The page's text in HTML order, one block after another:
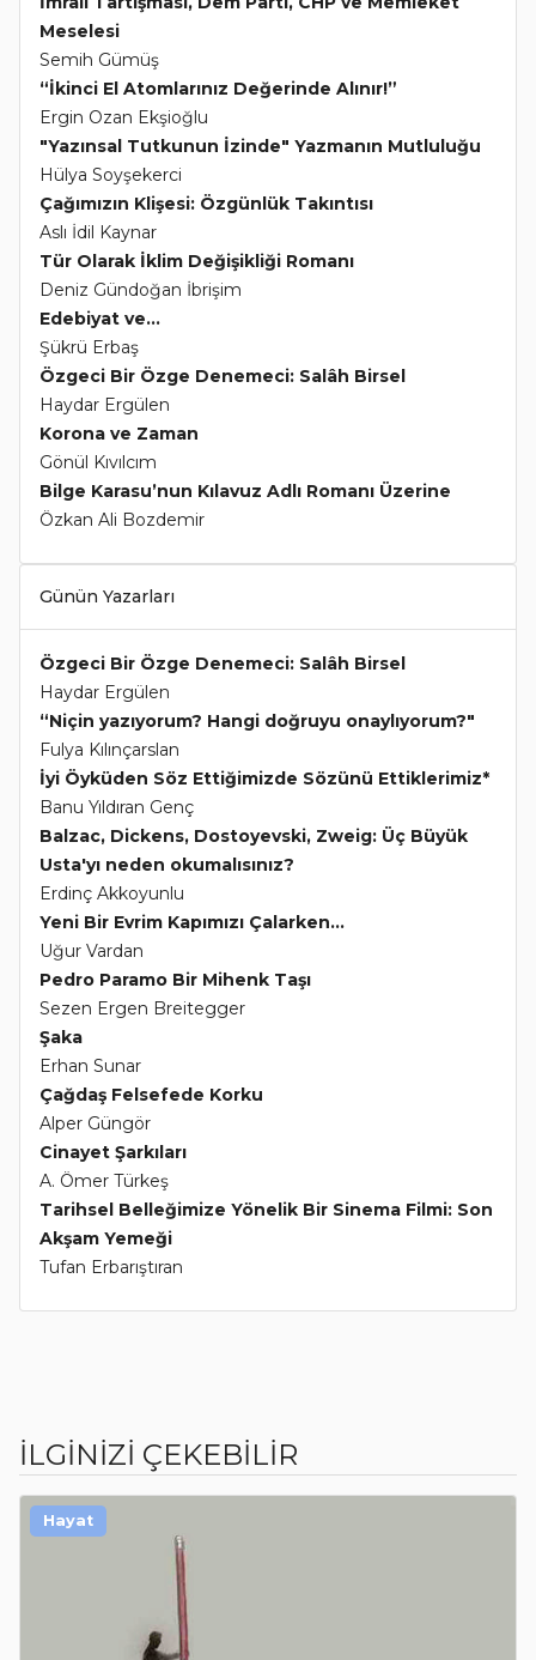
Meselesi
Semih Gümüş
“İkinci El Atomlarınız Değerinde Alınır!”
Ergin Ozan Ekşioğlu
"Yazınsal Tutkunun İzinde" Yazmanın Mutluluğu
Hülya Soyşekerci
Çağımızın Klişesi: Özgünlük Takıntısı
Aslı İdil Kaynar
Tür Olarak İklim Değişikliği Romanı
Deniz Gündoğan İbrişim
Edebiyat ve...
Şükrü Erbaş
Özgeci Bir Özge Denemeci: Salâh Birsel
Haydar Ergülen
Korona ve Zaman
Gönül Kıvılcım
Bilge Karasu’nun Kılavuz Adlı Romanı Üzerine
Özkan Ali Bozdemir
Günün Yazarları
Özgeci Bir Özge Denemeci: Salâh Birsel
Haydar Ergülen
“Niçin yazıyorum? Hangi doğruyu onaylıyorum?"
Fulya Kılınçarslan
İyi Öyküden Söz Ettiğimizde Sözünü Ettiklerimiz*
Banu Yıldıran Genç
Balzac, Dickens, Dostoyevski, Zweig: Üç Büyük
Usta'yı neden okumalısınız?
Erdinç Akkoyunlu
Yeni Bir Evrim Kapımızı Çalarken...
Uğur Vardan
Pedro Paramo Bir Mihenk Taşı
Sezen Ergen Breitegger
Şaka
Erhan Sunar
Çağdaş Felsefede Korku
Alper Güngör
Cinayet Şarkıları
A. Ömer Türkeş
Tarihsel Belleğimize Yönelik Bir Sinema Filmi: Son
Akşam Yemeği
Tufan Erbarıştıran
İLGİNİZİ ÇEKEBİLİR
Hayat